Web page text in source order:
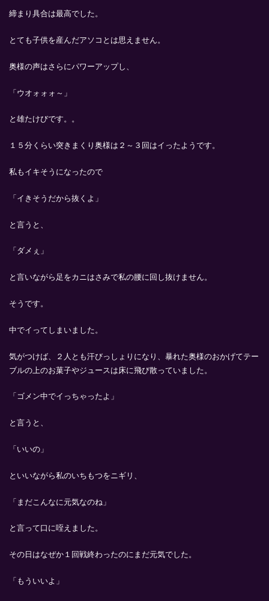
締まり具合は最高でした。
とても子供を産んだアソコとは思えません。
奥様の声はさらにパワーアップし、
「ウオォォォ～」
と雄たけびです。。
１５分くらい突きまくり奥様は２～３回はイったようです。
私もイキそうになったので
「イきそうだから抜くよ」
と言うと、
「ダメぇ」
と言いながら足をカニはさみで私の腰に回し抜けません。
そうです。
中でイってしまいました。
気がつけば、２人とも汗びっしょりになり、暴れた奥様のおかげてテー
ブルの上のお菓子やジュースは床に飛び散っていました。
「ゴメン中でイっちゃったよ」
と言うと、
「いいの」
といいながら私のいちもつをニギリ、
「まだこんなに元気なのね」
と言って口に咥えました。
その日はなぜか１回戦終わったのにまだ元気でした。
「もういいよ」